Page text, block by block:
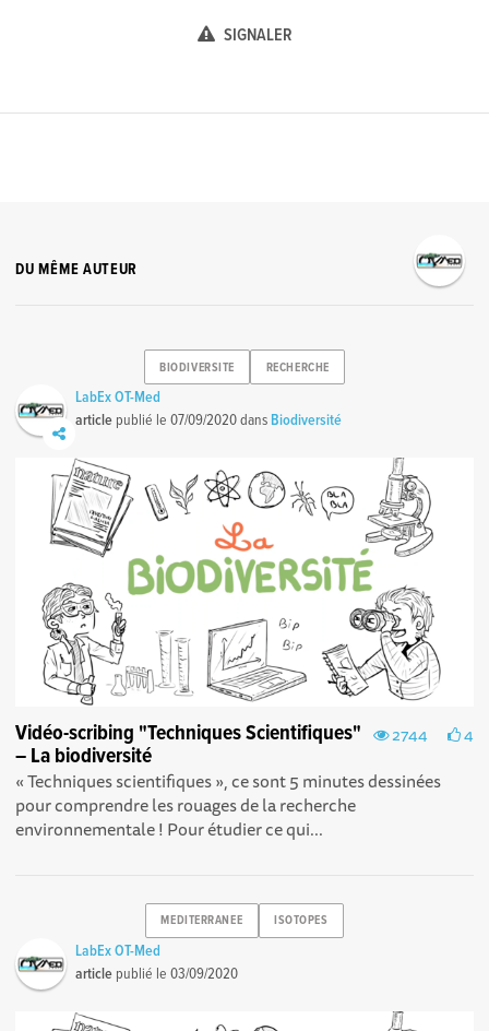
SIGNALER
DU MÊME AUTEUR
BIODIVERSITE RECHERCHE
LabEx OT-Med
article publié le07/09/2020dans Biodiversité
2744 4
Vidéo-scribing "Techniques Scientifiques"
– La biodiversité
« Techniques scientifiques », ce sont 5 minutes dessinées
pour comprendre les rouages de la recherche
environnementale ! Pour étudier ce qui...
MEDITERRANEE ISOTOPES
LabEx OT-Med
article publié le03/09/2020